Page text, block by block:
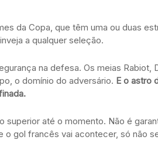
da Copa, que têm uma ou duas
a qualquer seleção.
na defesa. Os meias Rabiot,
o domínio do adversário. E o astro
superior até o momento. Não é
gol francês vai acontecer, só não